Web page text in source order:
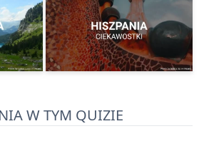
W TYM QUIZIE